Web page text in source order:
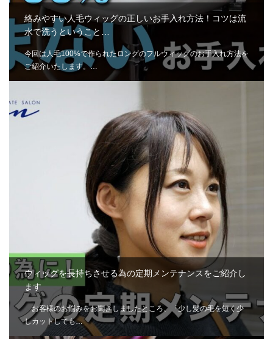
絡みやすい人毛ウィッグの正しいお手入れ方法！コツは流
水で洗うということ…
今回は人毛100%で作られたロングのフルウィッグのお手入れ方法を
ご紹介いたします。…
ウィッグを長持ちさせる為の定期メンテナンスをご紹介し
ます
お客様のお悩みをお聞きしましたところ、「少し髪の毛を短く少
しカットしても…